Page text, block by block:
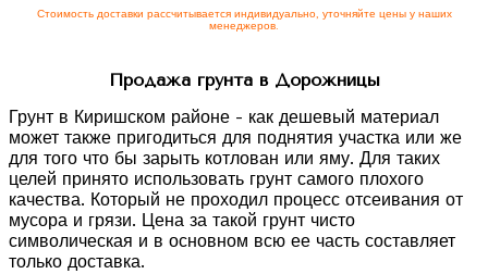
Стоимость доставки рассчитывается индивидуально, уточняйте цены у наших
менеджеров.
Продажа грунта в Дорожницы
Грунт в Киришском районе - как дешевый материал
может также пригодиться для поднятия участка или же
для того что бы зарыть котлован или яму. Для таких
целей принято использовать грунт самого плохого
качества. Который не проходил процесс отсеивания от
мусора и грязи. Цена за такой грунт чисто
символическая и в основном всю ее часть составляет
только доставка.